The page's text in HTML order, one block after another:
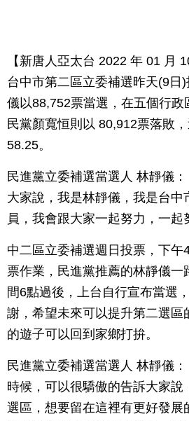
【新唐人亞太台 2022 年 01 月
台中市第二區立委補選昨天(9日
儀以88,752票當選，在五個行政
民黨顏寬恒則以 80,912票落敗
58.25。
民進黨立委補選當選人 林靜儀
大家說，我是林靜儀，我是台中
員，我會跟大家一起努力，一起
中二區立委補選週日投票，下午
票作業，民進黨推薦的林靜儀一
間6點過後，上台自行宣布當選
謝，希望未來可以提升第二選區
的遊子可以回到家鄉打拚。
民進黨立委補選當選人 林靜儀
時候，可以很驕傲的告訴大家說
選區，想要留在這裡有更好發展